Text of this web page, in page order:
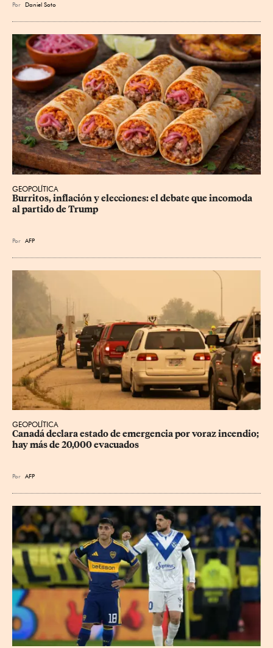
Por Daniel Soto
GEOPOLÍTICA
Burritos, inflación y elecciones: el debate que incomoda
al partido de Trump
Por AFP
GEOPOLÍTICA
Canadá declara estado de emergencia por voraz incendio;
hay más de 20,000 evacuados
Por AFP